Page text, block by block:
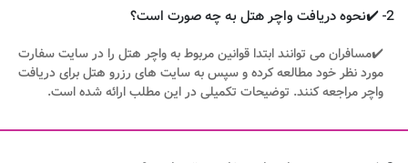
2- ✔️نحوه دریافت واچر هتل به چه صورت است؟
✔️مسافران می توانند ابتدا قوانین مربوط به واچر هتل را در سایت سفارت
مورد نظر خود مطالعه کرده و سپس به سایت های رزرو هتل برای دریافت
واچر مراجعه کنند. توضیحات تکمیلی در این مطلب ارائه شده است.